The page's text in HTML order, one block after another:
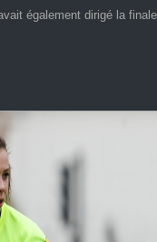
également dirigé la finale